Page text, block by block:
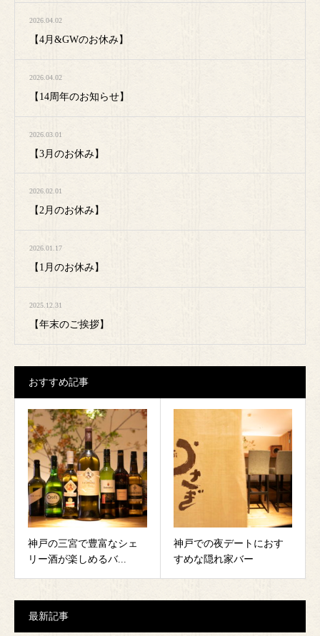
2026.04.02
【4月&GWのお休み】
2026.04.02
【14周年のお知らせ】
2026.03.01
【3月のお休み】
2026.02.01
【2月のお休み】
2026.01.17
【1月のお休み】
2025.12.31
【年末のご挨拶】
おすすめ記事
神戸の三宮で豊富なシェ
リー酒が楽しめるバ...
神戸での夜デートにおす
すめな隠れ家バー
最新記事